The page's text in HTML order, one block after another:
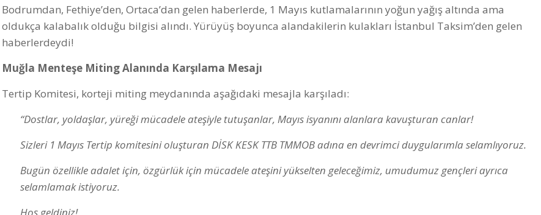
Bodrumdan, Fethiye’den, Ortaca’dan gelen haberlerde, 1 Mayıs kutlamalarının yoğun yağış altında ama
oldukça kalabalık olduğu bilgisi alındı. Yürüyüş boyunca alandakilerin kulakları İstanbul Taksim’den gelen
haberlerdeydi!
Muğla Menteşe Miting Alanında Karşılama Mesajı
Tertip Komitesi, korteji miting meydanında aşağıdaki mesajla karşıladı:
“Dostlar, yoldaşlar, yüreği mücadele ateşiyle tutuşanlar, Mayıs isyanını alanlara kavuşturan canlar!
Sizleri 1 Mayıs Tertip komitesini oluşturan DİSK KESK TTB TMMOB adına en devrimci duygularımla selamlıyoruz.
Bugün özellikle adalet için, özgürlük için mücadele ateşini yükselten geleceğimiz, umudumuz gençleri ayrıca
selamlamak istiyoruz.